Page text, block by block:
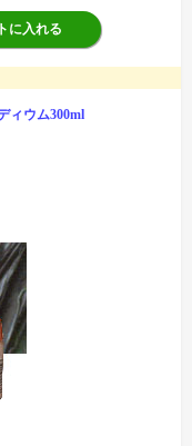
に入れる
ィウム300ml